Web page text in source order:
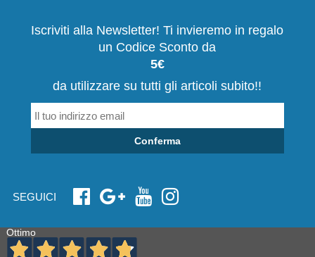
Iscriviti alla Newsletter! Ti invieremo in regalo
un Codice Sconto da
5€
da utilizzare su tutti gli articoli subito!!
Conferma
SEGUICI
Ottimo